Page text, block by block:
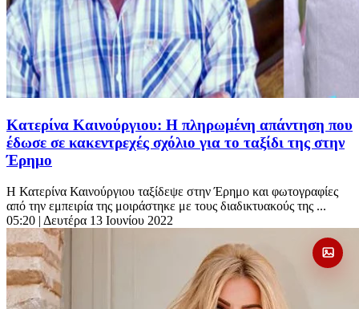
Κατερίνα Καινούργιου: Η πληρωμένη απάντηση που
έδωσε σε κακεντρεχές σχόλιο για το ταξίδι της στην
Έρημο
Η Κατερίνα Καινούργιου ταξίδεψε στην Έρημο και φωτογραφίες
από την εμπειρία της μοιράστηκε με τους διαδικτυακούς της ...
05:20 | Δευτέρα 13 Ιουνίου 2022